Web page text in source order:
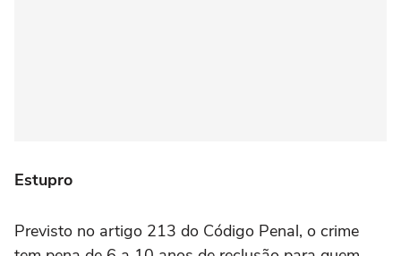
Estupro
Previsto no artigo 213 do Código Penal, o crime